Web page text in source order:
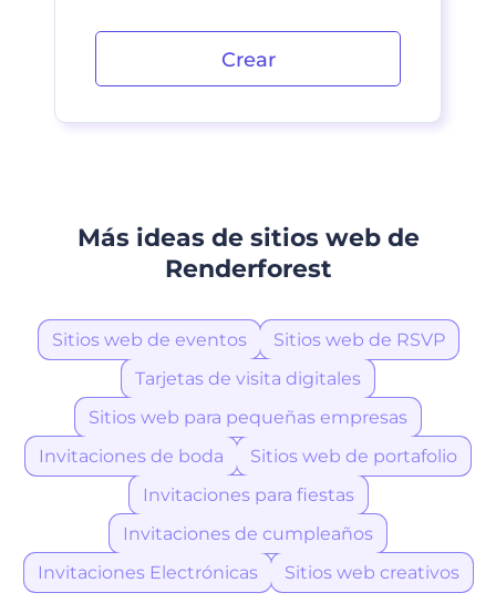
Crear
Más ideas de sitios web de
Renderforest
Sitios web de eventos
Sitios web de RSVP
Tarjetas de visita digitales
Sitios web para pequeñas empresas
Invitaciones de boda
Sitios web de portafolio
Invitaciones para fiestas
Invitaciones de cumpleaños
Invitaciones Electrónicas
Sitios web creativos